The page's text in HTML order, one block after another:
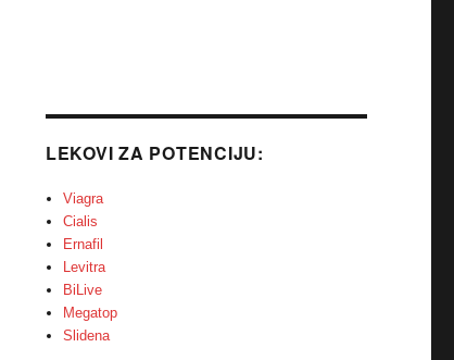
LEKOVI ZA POTENCIJU:
Viagra
Cialis
Ernafil
Levitra
BiLive
Megatop
Slidena